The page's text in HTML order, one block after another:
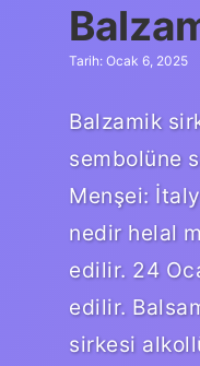
Tarih: Ocak 6, 2025
Balzamik
sembolüne
Menşei:
nedir helal
edilir. 24
edilir.
sirkesi